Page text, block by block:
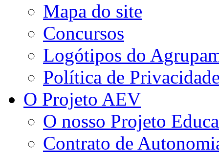
Mapa do site
Concursos
Logótipos do
Política de
O Projeto AEV
O nosso Projeto
Contrato de